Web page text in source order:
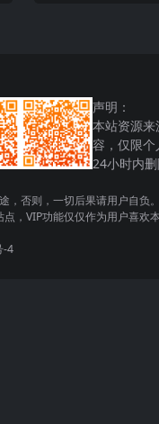
声明：
本站资源
容，仅限
24小时内删
，否则，一切后果请用户自负
，VIP功能仅仅作为用户喜欢
-4